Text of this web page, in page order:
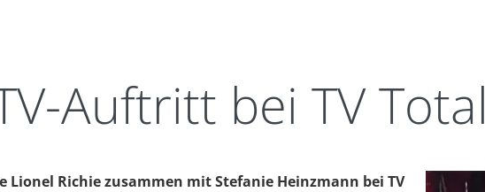
Auftritt bei TV Total
Lionel Richie zusammen mit Stefanie Heinzmann bei TV